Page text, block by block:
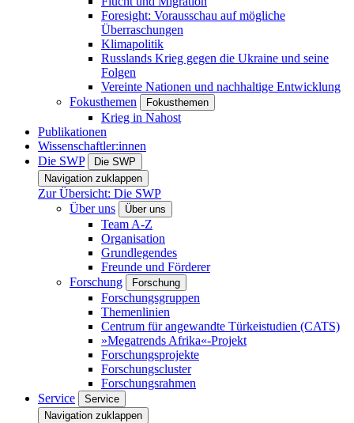
Foresight: Vorausschau auf mögliche
Überraschungen
Klimapolitik
Russlands Krieg gegen die Ukraine und seine
Folgen
Vereinte Nationen und nachhaltige Entwicklung
Fokusthemen
Fokusthemen
Krieg in Nahost
Publikationen
Wissenschaftler:innen
Die SWP
Die SWP
Navigation zuklappen
Zur Übersicht: Die SWP
Über uns
Über uns
Team A-Z
Organisation
Grundlegendes
Freunde und Förderer
Forschung
Forschung
Forschungsgruppen
Themenlinien
Centrum für angewandte Türkeistudien (CATS)
»Megatrends Afrika«-Projekt
Forschungsprojekte
Forschungscluster
Forschungsrahmen
Service
Service
Navigation zuklappen